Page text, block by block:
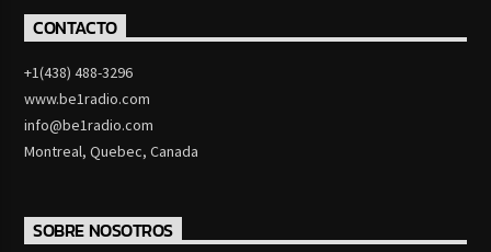
CONTACTO
+1(438) 488-3296
www.be1radio.com
info@be1radio.com
Montreal, Quebec, Canada
SOBRE NOSOTROS